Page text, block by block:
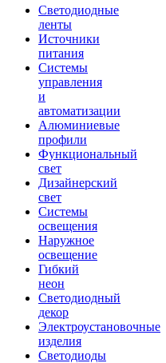
Светодиодные
ленты
Источники
питания
Системы
управления
и
автоматизации
Алюминиевые
профили
Функциональный
свет
Дизайнерский
свет
Системы
освещения
Наружное
освещение
Гибкий
неон
Светодиодный
декор
Электроустановочные
изделия
Светодиоды